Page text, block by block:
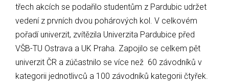
třech akcích se podařilo studentům z Pardubic udržet
vedení z prvních dvou pohárových kol. V celkovém
pořadí univerzit, zvítězila Univerzita Pardubice před
VŠB-TU Ostrava a UK Praha. Zapojilo se celkem pět
univerzit ČR a zúčastnilo se více než 60 závodníků v
kategorii jednotlivců a 100 závodníků kategorii čtyřek.